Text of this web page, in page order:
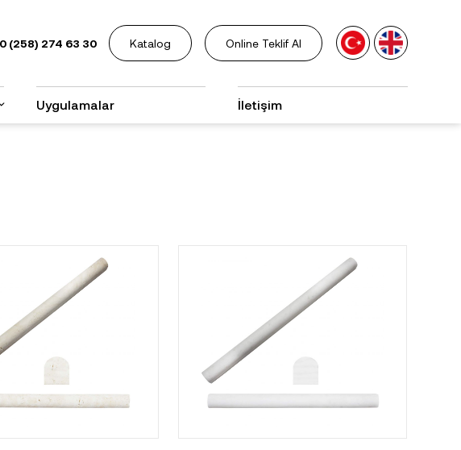
0 (258) 274 63 30 Katalog Online Teklif Al
Uygulamalar İletişim